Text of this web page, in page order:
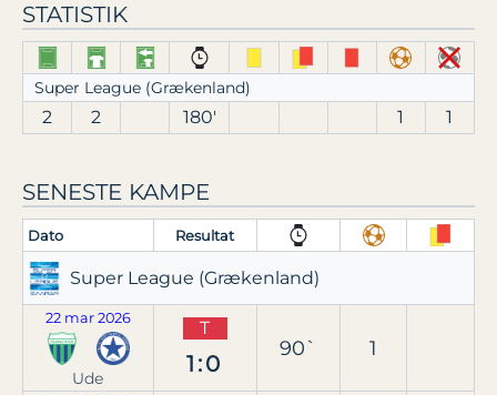
STATISTIK
Super League (Grækenland)
2 2 180′ 1 1
SENESTE KAMPE
Dato Resultat
Super League (Grækenland)
22 mar 2026
Ude
T
1:0
90` 1